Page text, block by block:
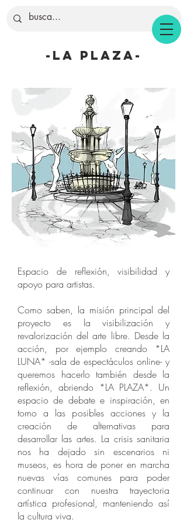
-la plaza-
Espacio de reflexión, visibilidad y
apoyo para artistas.
Como saben, la misión principal del
proyecto es la visibilización y
revalorización del arte libre. Desde la
acción, por ejemplo creando *LA
LUNA* -sala de espectáculos online- y
queremos hacerlo también desde la
reflexión, abriendo *LA PLAZA*. Un
espacio de debate e inspiración, en
torno a las posibles acciones y la
creación de alternativas para
desarrollar las artes. La crisis sanitaria
nos ha dejado sin escenarios ni
museos, es hora de poner en marcha
nuevas vías comunes para poder
continuar con nuestra trayectoria
artística profesional, manteniendo así
la cultura viva.